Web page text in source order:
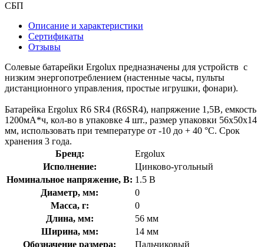
СБП
Описание и характеристики
Сертификаты
Отзывы
Солевые батарейки Ergolux предназначены для устройств с
низким энергопотреблением (настенные часы, пульты
дистанционного управления, простые игрушки, фонари).
Батарейка Ergolux R6 SR4 (R6SR4), напряжение 1,5В, емкость
1200мА*ч, кол-во в упаковке 4 шт., размер упаковки 56x50x14
мм, использовать при температуре от -10 до + 40 °C. Срок
хранения 3 года.
Бренд:
Ergolux
Исполнение:
Цинково-угольный
Номинальное напряжение, В: 1.5 В
Диаметр, мм:
0
Масса, г:
0
Длина, мм:
56 мм
Ширина, мм:
14 мм
Обозначение размера:
Пальчиковый